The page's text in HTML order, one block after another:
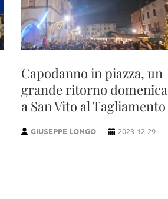
Capodanno in piazza, un
grande ritorno domenica
a San Vito al Tagliamento
GIUSEPPE LONGO 2023-12-29